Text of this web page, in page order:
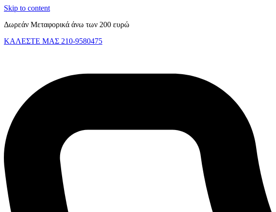
Skip to content
Δωρεάν Μεταφορικά άνω των 200 ευρώ
ΚΑΛΕΣΤΕ ΜΑΣ 210-9580475